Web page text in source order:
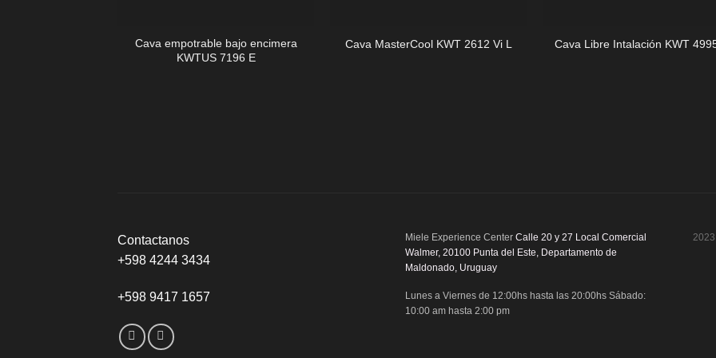
Cava empotrable bajo encimera
KWTUS 7196 E
Cava MasterCool KWT 2612 Vi L Cava Libre Intalación KWT
Contactanos
+598 4244 3434
+598 9417 1657
Miele Experience Center Calle 20 y 27 Local Comercial
Walmer, 20100 Punta del Este, Departamento de
Maldonado, Uruguay
Lunes a Viernes de 12:00hs hasta las 20:00hs Sábado:
10:00 am hasta 2:00 pm